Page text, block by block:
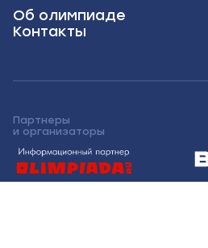
Об олимпиаде
Контакты
Партнеры
и организаторы